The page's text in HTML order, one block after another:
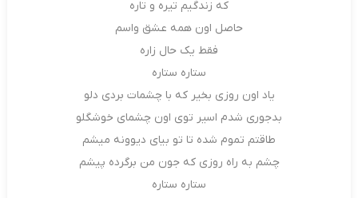
که زندگیم تیره و تاره
حاصل اون همه عشق واسم
فقط یک حال زاره
ستاره ستاره
یاد اون روزی بخیر که با چشمات بردی دلو
بدجوری شدم اسیر توی اون چشمای خوشگلو
طاقتم تموم شده تا تو بیای دیوونه میشم
چشم به راه روزی که جون من برگرده پیشم
ستاره ستاره